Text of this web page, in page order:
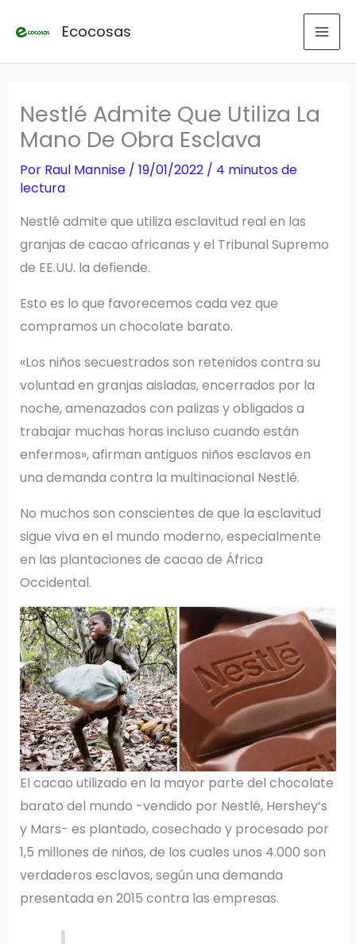
Ecocosas
Nestlé Admite Que Utiliza La
Mano De Obra Esclava
Por Raul Mannise / 19/01/2022 / 4 minutos de
lectura
Nestlé admite que utiliza esclavitud real en las
granjas de cacao africanas y el Tribunal Supremo
de EE.UU. la defiende.
Esto es lo que favorecemos cada vez que
compramos un chocolate barato.
«Los niños secuestrados son retenidos contra su
voluntad en granjas aisladas, encerrados por la
noche, amenazados con palizas y obligados a
trabajar muchas horas incluso cuando están
enfermos», afirman antiguos niños esclavos en
una demanda contra la multinacional Nestlé.
No muchos son conscientes de que la esclavitud
sigue viva en el mundo moderno, especialmente
en las plantaciones de cacao de África
Occidental.
El cacao utilizado en la mayor parte del chocolate
barato del mundo -vendido por Nestlé, Hershey’s
y Mars- es plantado, cosechado y procesado por
1,5 millones de niños, de los cuales unos 4.000 son
verdaderos esclavos, según una demanda
presentada en 2015 contra las empresas.